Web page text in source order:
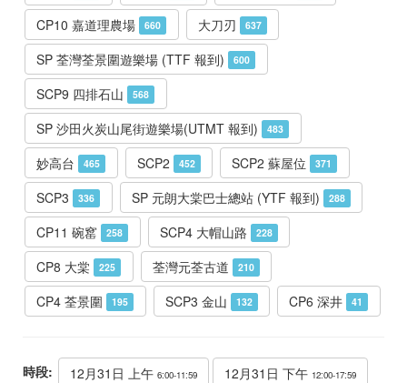
CP10 嘉道理農場 660 大刀刃 637
SP 荃灣荃景圍遊樂場 (TTF 報到) 600
SCP9 四排石山 568
SP 沙田火炭山尾街遊樂場(UTMT 報到) 483
妙高台 465 SCP2 452 SCP2 蘇屋位 371
SCP3 336 SP 元朗大棠巴士總站 (YTF 報到) 288
CP11 碗窰 258 SCP4 大帽山路 228
CP8 大棠 225 荃灣元荃古道 210
CP4 荃景圍 195 SCP3 金山 132 CP6 深井 41
時段: 12月31日 上午 6:00-11:59 12月31日 下午 12:00-17:59